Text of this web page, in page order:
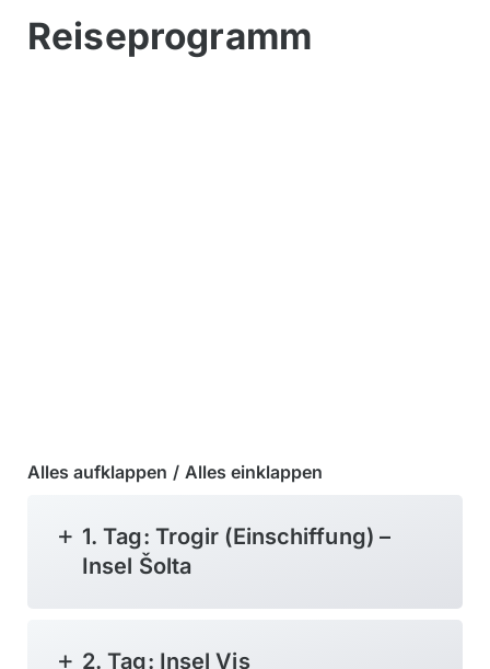
Reiseprogramm
Alles aufklappen / Alles einklappen
1. Tag: Trogir (Einschiffung) –
Insel Šolta
2. Tag: Insel Vis